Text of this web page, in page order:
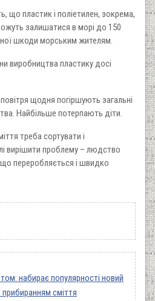
що пластик і поліетилен, зокрема,
залишатися в морі до 150
шкоди морським жителям.
виробництва пластику досі
щодня погіршують загальні
Найбільше потерпають діти.
треба сортувати і
вирішити проблему – людство
переробляється і швидко
набирає популярності новий
сміття